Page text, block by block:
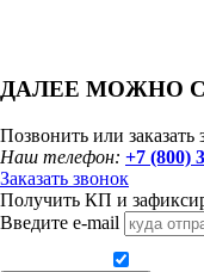
ДАЛЕЕ МОЖНО
Позвонить или заказать
Наш телефон: +7 (800)
Заказать звонок
Получить КП и
Введите e-mail